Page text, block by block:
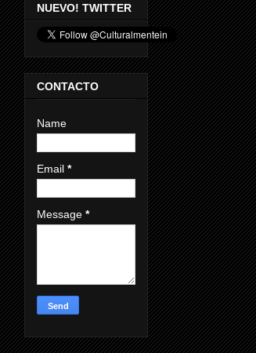
NUEVO! TWITTER
CONTACTO
Name
Email *
Message *